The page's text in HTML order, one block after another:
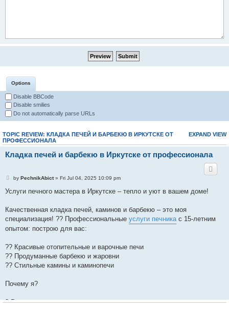
Options
Disable BBCode
Disable smilies
Do not automatically parse URLs
EXPAND VIEW
TOPIC REVIEW: КЛАДКА ПЕЧЕЙ И БАРБЕКЮ В ИРКУТСКЕ ОТ
ПРОФЕССИОНАЛА
Кладка печей и барбекю в Иркутске от профессионала
by PechnikAbict» Fri Jul 04, 2025 10:09 pm
Услуги печного мастера в Иркутске – тепло и уют в вашем доме!
Качественная кладка печей, каминов и барбекю – это моя
специализация! ?? Профессиональные услуги печника с 15-летним
опытом: построю для вас:
?? Красивые отопительные и варочные печи
?? Продуманные барбекю и жаровни
?? Стильные камины и каминопечи
Почему я?
? Работаю только с качественным кирпичом и материалами